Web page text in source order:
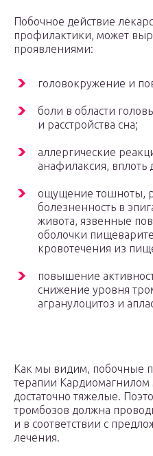
Побочное действие
профилактики, может
проявлениями:
головокружение и
боли в области
и расстройства сна;
аллергические
анафилаксия, вплоть
ощущение тошноты,
болезненность в
живота, язвенные
оболочки
кровотечения из
повышение
снижение уровня
агранулоцитоз и
Как мы видим, побочные
терапии Кардиомагнилом
достаточно тяжелые.
тромбозов должна
и в соответствии с
лечения.